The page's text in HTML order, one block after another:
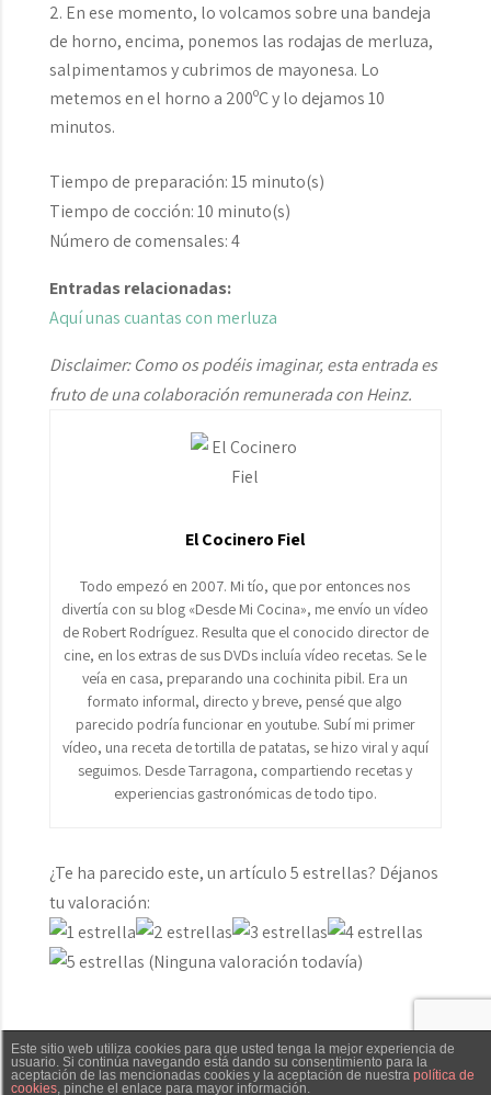
En ese momento, lo volcamos sobre una bandeja
de horno, encima, ponemos las rodajas de merluza,
salpimentamos y cubrimos de mayonesa. Lo
metemos en el horno a 200ºC y lo dejamos 10
minutos.
Tiempo de preparación:15 minuto(s)
Tiempo de cocción:10 minuto(s)
Número de comensales:4
Entradas relacionadas:
Aquí unas cuantas con merluza
Disclaimer: Como os podéis imaginar, esta entrada es
fruto de una colaboración remunerada con Heinz.
El Cocinero Fiel
Todo empezó en 2007. Mi tío, que por entonces nos
divertía con su blog «Desde Mi Cocina», me envío un vídeo
de Robert Rodríguez. Resulta que el conocido director de
cine, en los extras de sus DVDs incluía vídeo recetas. Se le
veía en casa, preparando una cochinita pibil. Era un
formato informal, directo y breve, pensé que algo
parecido podría funcionar en youtube. Subí mi primer
vídeo, una receta de tortilla de patatas, se hizo viral y aquí
seguimos. Desde Tarragona, compartiendo recetas y
experiencias gastronómicas de todo tipo.
¿Te ha parecido este, un artículo 5 estrellas? Déjanos
tu valoración:
(Ninguna valoración todavía)
El Cocinero Fiel © 2019 -Aviso legal|Política de
Este sitio web utiliza cookies para que usted tenga la mejor experiencia de
usuario. Si continúa navegando está dando su consentimiento para la
aceptación de las mencionadas cookies y la aceptación de nuestra política de
cookies, pinche el enlace para mayor información.